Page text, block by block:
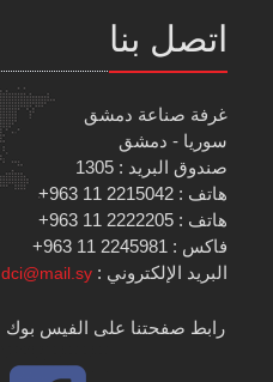
اتصل بنا
غرفة صناعة دمشق
سوريا - دمشق
صندوق البريد : 1305
هاتف : 2215042 11 963+
هاتف : 2222205 11 963+
فاكس : 2245981 11 963+
البريد الإلكتروني :dci@mail.sy
رابط صفحتنا على الفيس بوك